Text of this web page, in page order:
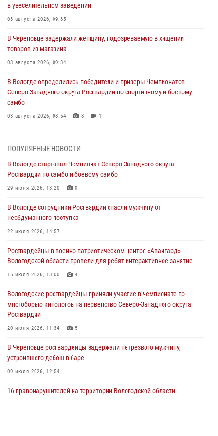
в увеселительном заведении
03 августа 2026, 09:35
В Череповце задержали женщину, подозреваемую в хищении
товаров из магазина
03 августа 2026, 09:34
В Вологде определились победители и призеры Чемпионатов
Северо-Западного округа Росгвардии по спортивному и боевому
самбо
03 августа 2026, 08:54 8 1
ОХРАНЫ РОСГВАРДИИ В ВОЛОГОДСКОЙ ОБЛАСТИ ЗАДЕРЖАНО 23
02 августа 2026, 10:37
Росгвардейцы в г. Соколе задержали несовершеннолетнего
31 июля 2026, 06:43
В Вологде стартовал Чемпионат Северо-Западного округа
29 июля 2026, 13:20
В Вологде росгвардейцы задержали мужчину, подозреваемого в
29 июля 2026, 09:08
ПОПУЛЯРНЫЕ НОВОСТИ
В Вологде стартовал Чемпионат Северо-Западного округа
Росгвардии по самбо и боевому самбо
29 июля 2026, 13:20 9
В Вологде сотрудники Росгвардии спасли мужчину от
необдуманного поступка
22 июля 2026, 14:57
Росгвардейцы в военно-патриотическом центре «Авангард»
Вологодской области провели для ребят интерактивное занятие
15 июля 2026, 13:00 4
Вологодские росгвардейцы приняли участие в чемпионате по
многоборью кинологов на первенство Северо-Западного округа
Росгвардии
20 июля 2026, 11:34 5
В Череповце росгвардейцы задержали нетрезвого мужчину,
устроившего дебош в баре
09 июля 2026, 12:54
16 правонарушителей на территории Вологодской области